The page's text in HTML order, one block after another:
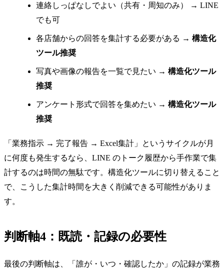
連絡しっぱなしでよい（共有・周知のみ） → LINE
でも可
各店舗からの回答を集計する必要がある → 構造化
ツール推奨
写真や画像の報告を一覧で見たい → 構造化ツール
推奨
アンケート形式で回答を集めたい → 構造化ツール
推奨
「業務指示 → 完了報告 → Excel集計」というサイクルが月
に何度も発生するなら、LINE のトーク履歴から手作業で集
計するのは時間の無駄です。構造化ツールに切り替えること
で、こうした集計時間を大きく削減できる可能性がありま
す。
判断軸4：既読・記録の必要性
最後の判断軸は、「誰が・いつ・確認したか」の記録が業務